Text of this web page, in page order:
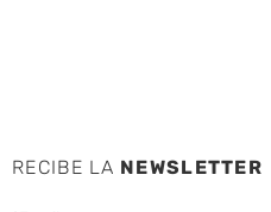
RECIBE LA NEWSLETTER